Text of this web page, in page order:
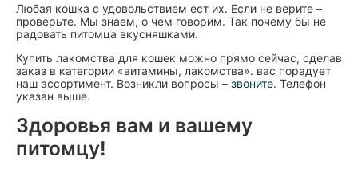
Любая кошка с удовольствием ест их. Если не верите –
проверьте. Мы знаем, о чем говорим. Так почему бы не
радовать питомца вкусняшками.
Купить лакомства для кошек можно прямо сейчас, сделав
заказ в категории «витамины, лакомства». вас порадует
наш ассортимент. Возникли вопросы – звоните. Телефон
указан выше.
Здоровья вам и вашему
питомцу!